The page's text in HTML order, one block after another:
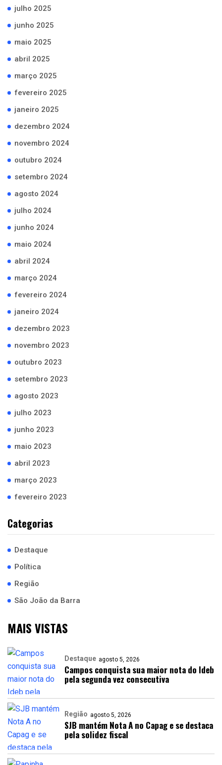
julho 2025
junho 2025
maio 2025
abril 2025
março 2025
fevereiro 2025
janeiro 2025
dezembro 2024
novembro 2024
outubro 2024
setembro 2024
agosto 2024
julho 2024
junho 2024
maio 2024
abril 2024
março 2024
fevereiro 2024
janeiro 2024
dezembro 2023
novembro 2023
outubro 2023
setembro 2023
agosto 2023
julho 2023
junho 2023
maio 2023
abril 2023
março 2023
fevereiro 2023
Categorias
Destaque
Política
Região
São João da Barra
MAIS VISTAS
Destaque agosto 5, 2026
Campos conquista sua maior nota do Ideb
pela segunda vez consecutiva
Região agosto 5, 2026
SJB mantém Nota A no Capag e se destaca
pela solidez fiscal